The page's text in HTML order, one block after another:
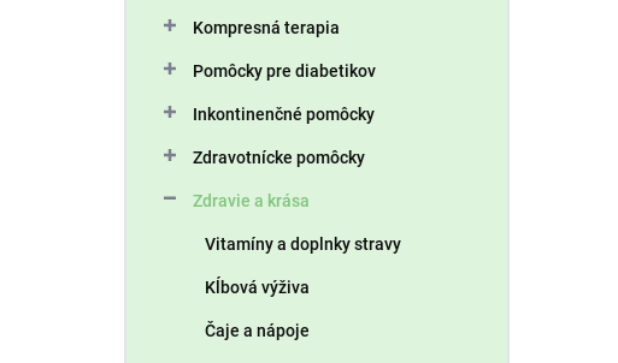
Kompresná terapia
Pomôcky pre diabetikov
Inkontinenčné pomôcky
Zdravotnícke pomôcky
Zdravie a krása
Vitamíny a doplnky stravy
Kĺbová výživa
Čaje a nápoje